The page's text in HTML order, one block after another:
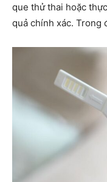
que thử thai hoặc
quả chính xác. Trong